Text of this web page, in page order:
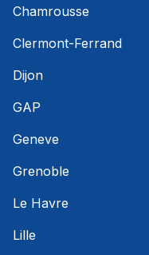
Chamrousse
Clermont-Ferrand
Dijon
GAP
Geneve
Grenoble
Le Havre
Lille